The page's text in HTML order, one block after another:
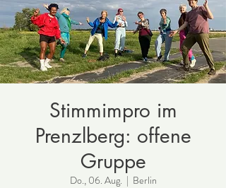
Stimmimpro im
Prenzlberg: offene
Gruppe
Do., 06. Aug.
  |
Berlin